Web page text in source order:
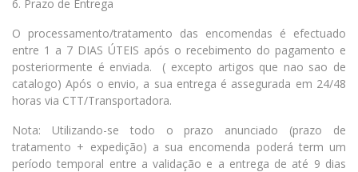
6. Prazo de Entrega
O processamento/tratamento das encomendas é efectuado
entre 1 a 7 DIAS ÚTEIS após o recebimento do pagamento e
posteriormente é enviada. ( excepto artigos que nao sao de
catalogo) Após o envio, a sua entrega é assegurada em 24/48
horas via CTT/Transportadora.
Nota: Utilizando-se todo o prazo anunciado (prazo de
tratamento + expedição) a sua encomenda poderá term um
período temporal entre a validação e a entrega de até 9 dias